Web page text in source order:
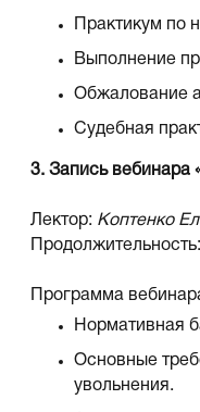
Практикум по
Выполнение
Обжалование
Судебная
3. Запись вебинара
Лектор: Коптенко
Продолжительность:
Программа
Нормативная
Основные
увольнения.